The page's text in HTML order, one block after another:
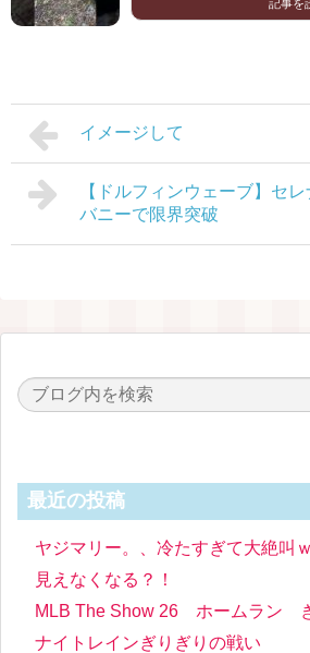
記事を
イメージして
【ドルフィンウェーブ】セ
バニーで限界突破
最近の投稿
ヤジマリー。、冷たすぎて大絶叫
見えなくなる？！
MLB The Show 26 ホームラン
ナイトレインぎりぎりの戦い